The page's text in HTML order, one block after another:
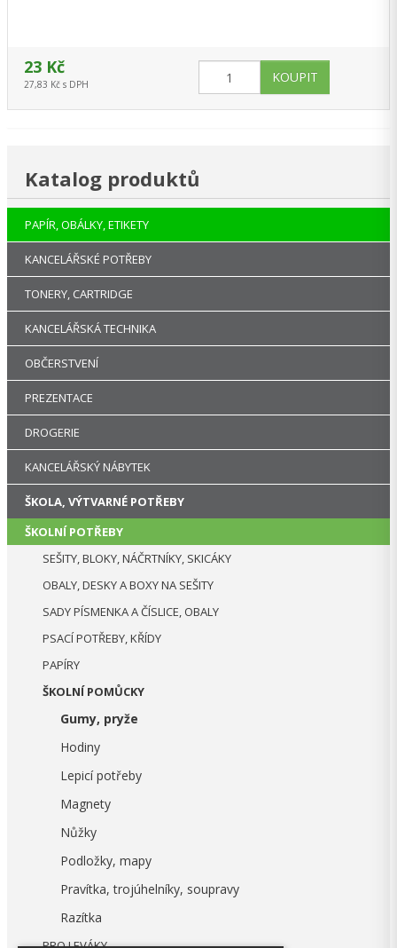
23 Kč
27,83 Kč s DPH
Katalog produktů
PAPÍR, OBÁLKY, ETIKETY
KANCELÁŘSKÉ POTŘEBY
TONERY, CARTRIDGE
KANCELÁŘSKÁ TECHNIKA
OBČERSTVENÍ
PREZENTACE
DROGERIE
KANCELÁŘSKÝ NÁBYTEK
ŠKOLA, VÝTVARNÉ POTŘEBY
ŠKOLNÍ POTŘEBY
SEŠITY, BLOKY, NÁČRTNÍKY, SKICÁKY
OBALY, DESKY A BOXY NA SEŠITY
SADY PÍSMENKA A ČÍSLICE, OBALY
PSACÍ POTŘEBY, KŘÍDY
PAPÍRY
ŠKOLNÍ POMŮCKY
Gumy, pryže
Hodiny
Lepicí potřeby
Magnety
Nůžky
Podložky, mapy
Pravítka, trojúhelníky, soupravy
Razítka